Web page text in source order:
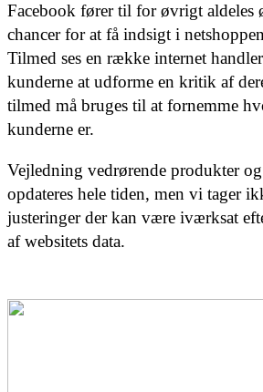
Facebook fører til for øvrigt aldeles
chancer for at få indsigt i
Tilmed ses en række internet
kunderne at udforme en kritik af
tilmed må bruges til at fornemme
kunderne er.
Vejledning vedrørende produkter
opdateres hele tiden, men vi tager
justeringer der kan være iværksat
af websitets data.